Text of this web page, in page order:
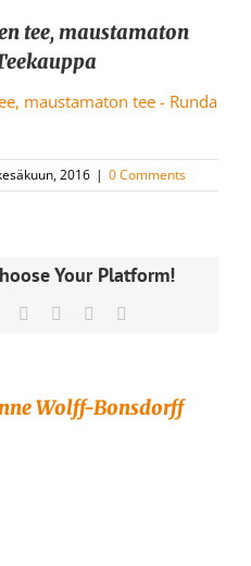
tee, maustamaton
2016 | 0 Comments
Your Platform!
LinkedIn
TumblrPinterest
Wolff-Bonsdorff